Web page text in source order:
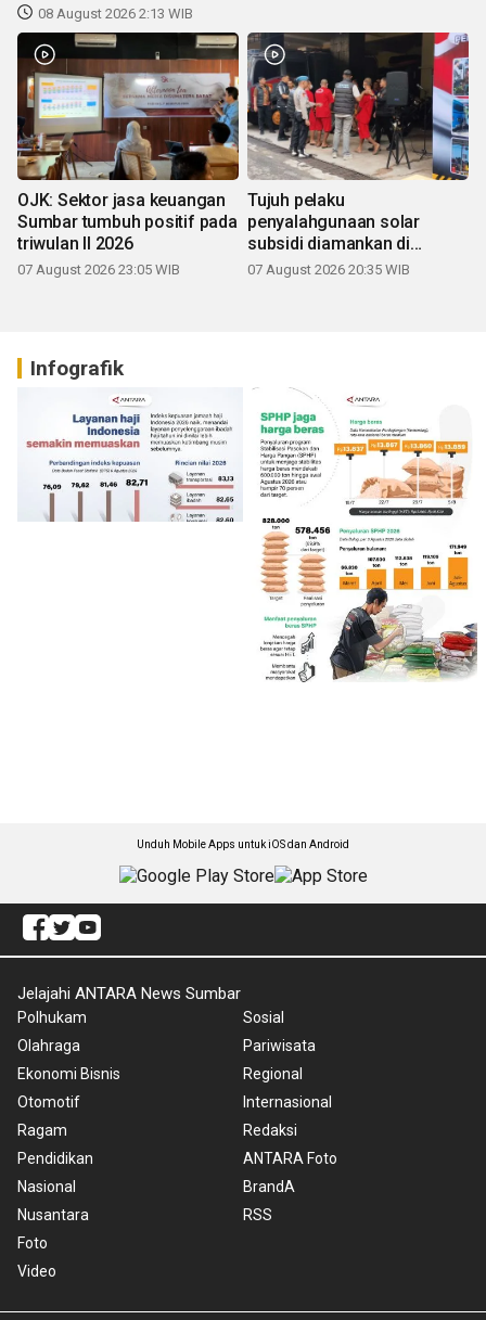
08 August 2026 2:13 WIB
OJK: Sektor jasa keuangan
Sumbar tumbuh positif pada
triwulan II 2026
07 August 2026 23:05 WIB
Tujuh pelaku
penyalahgunaan solar
subsidi diamankan di
Sumbar
07 August 2026 20:35 WIB
Infografik
Unduh Mobile Apps untuk iOS dan Android
Jelajahi ANTARA News Sumbar
Polhukam
Olahraga
Ekonomi Bisnis
Otomotif
Ragam
Pendidikan
Nasional
Nusantara
Foto
Video
Sosial
Pariwisata
Regional
Internasional
Redaksi
ANTARA Foto
BrandA
RSS